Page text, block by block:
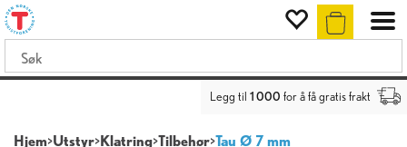
Legg til 1 000 for å få gratis frakt
Hjem>Utstyr>Klatring>Tilbehør>Tau Ø 7 mm